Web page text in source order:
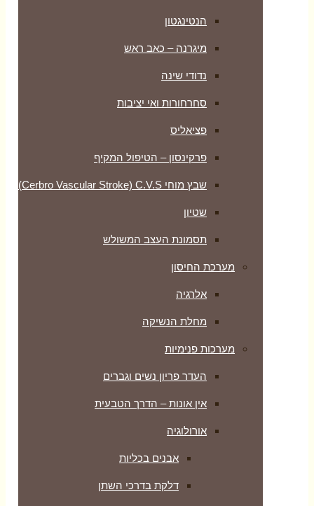
הנטינגטון
מיגרנה – כאב ראש
נדודי שינה
סחרחורות ואי יציבות
פציאליס
פרקינסון – הטיפול המקיף
שבץ מוחי Cerbro Vascular Stroke) C.V.S)
שטיון
תסמונת העצב המשולש
מערכת החיסון
אלרגיה
מחלת הנשיקה
מערכות פנימיות
העדר פריון נשים וגברים
אין אונות – הדרך הטבעית
אורולוגיה
אבנים בכליות
דלקת בדרכי השתן